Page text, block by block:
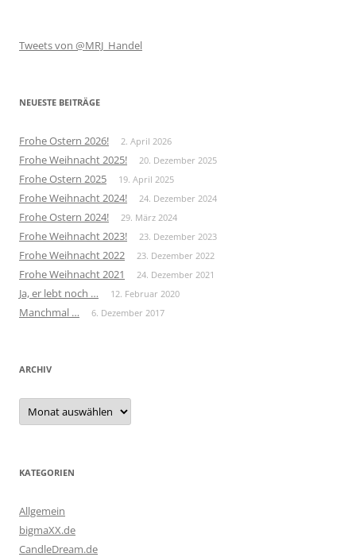
Tweets von @MRJ_Handel
NEUESTE BEITRÄGE
Frohe Ostern 2026! 2. April 2026
Frohe Weihnacht 2025! 20. Dezember 2025
Frohe Ostern 2025 19. April 2025
Frohe Weihnacht 2024! 24. Dezember 2024
Frohe Ostern 2024! 29. März 2024
Frohe Weihnacht 2023! 23. Dezember 2023
Frohe Weihnacht 2022 23. Dezember 2022
Frohe Weihnacht 2021 24. Dezember 2021
Ja, er lebt noch … 12. Februar 2020
Manchmal … 6. Dezember 2017
ARCHIV
Archiv
KATEGORIEN
Allgemein
bigmaXX.de
CandleDream.de